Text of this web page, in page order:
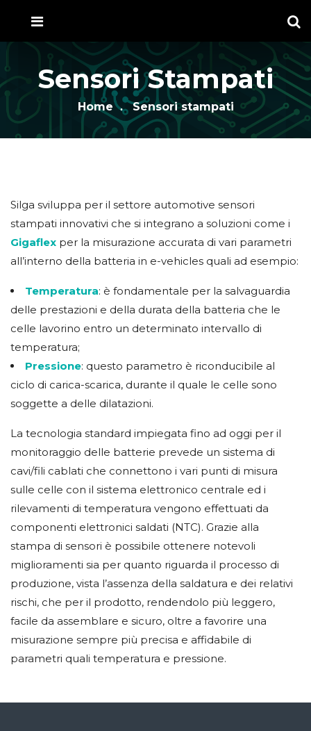
Sensori Stampati
Home Sensori stampati
Silga sviluppa per il settore automotive sensori
stampati innovativi che si integrano a soluzioni come i
Gigaflex per la misurazione accurata di vari parametri
all’interno della batteria in e-vehicles quali ad esempio:
Temperatura: è fondamentale per la salvaguardia
delle prestazioni e della durata della batteria che le
celle lavorino entro un determinato intervallo di
temperatura;
Pressione: questo parametro è riconducibile al
ciclo di carica-scarica, durante il quale le celle sono
soggette a delle dilatazioni.
La tecnologia standard impiegata fino ad oggi per il
monitoraggio delle batterie prevede un sistema di
cavi/fili cablati che connettono i vari punti di misura
sulle celle con il sistema elettronico centrale ed i
rilevamenti di temperatura vengono effettuati da
componenti elettronici saldati (NTC). Grazie alla
stampa di sensori è possibile ottenere notevoli
miglioramenti sia per quanto riguarda il processo di
produzione, vista l’assenza della saldatura e dei relativi
rischi, che per il prodotto, rendendolo più leggero,
facile da assemblare e sicuro, oltre a favorire una
misurazione sempre più precisa e affidabile di
parametri quali temperatura e pressione.